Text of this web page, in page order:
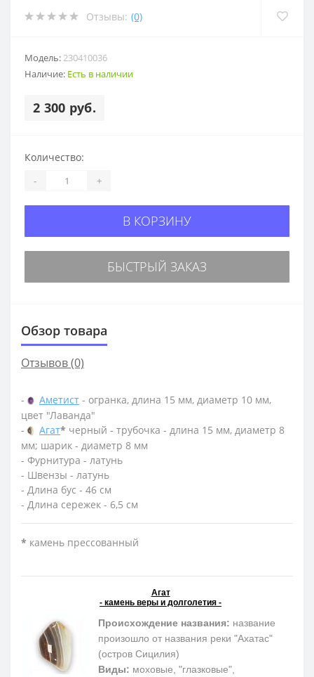
Отзывы: (0)
Модель:230410036
Наличие: Есть в наличии
2 300 руб.
Количество:
- +
В КОРЗИНУ
БЫСТРЫЙ ЗАКАЗ
Обзор товара
Отзывов (0)
- Аметист - огранка, длина 15 мм, диаметр 10 мм,
цвет "Лаванда"
-
Агат* черный - трубочка - длина 15 мм, диаметр 8
мм; шарик - диаметр 8 мм
- Фурнитура - латунь
- Швензы - латунь
- Длина бус - 46 см
- Длина сережек - 6,5 см
* камень прессованный
Агат
- камень веры и долголетия -
Происхождение названия: название
произошло от названия реки "Ахатас"
(остров Сицилия)
Виды: моховые, "глазковые",